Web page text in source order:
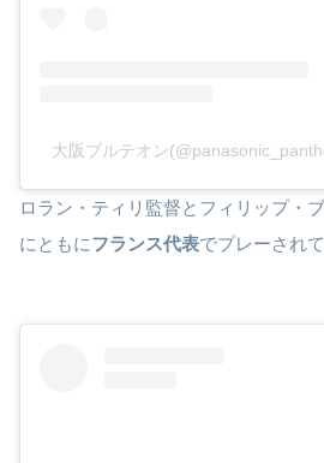
大阪ブルテオン
ロラン・ティリ監督とフィリップ・
にともにフランス代表でプレーされて